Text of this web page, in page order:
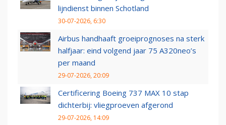
lijndienst binnen Schotland
30-07-2026, 6:30
Airbus handhaaft groeiprognoses na sterk
halfjaar: eind volgend jaar 75 A320neo’s
per maand
29-07-2026, 20:09
Certificering Boeing 737 MAX 10 stap
dichterbij: vliegproeven afgerond
29-07-2026, 14:09